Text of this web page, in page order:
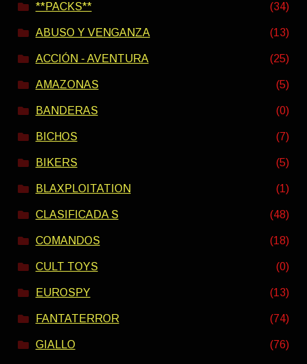
**PACKS** (34)
ABUSO Y VENGANZA (13)
ACCIÓN - AVENTURA (25)
AMAZONAS (5)
BANDERAS (0)
BICHOS (7)
BIKERS (5)
BLAXPLOITATION (1)
CLASIFICADA S (48)
COMANDOS (18)
CULT TOYS (0)
EUROSPY (13)
FANTATERROR (74)
GIALLO (76)